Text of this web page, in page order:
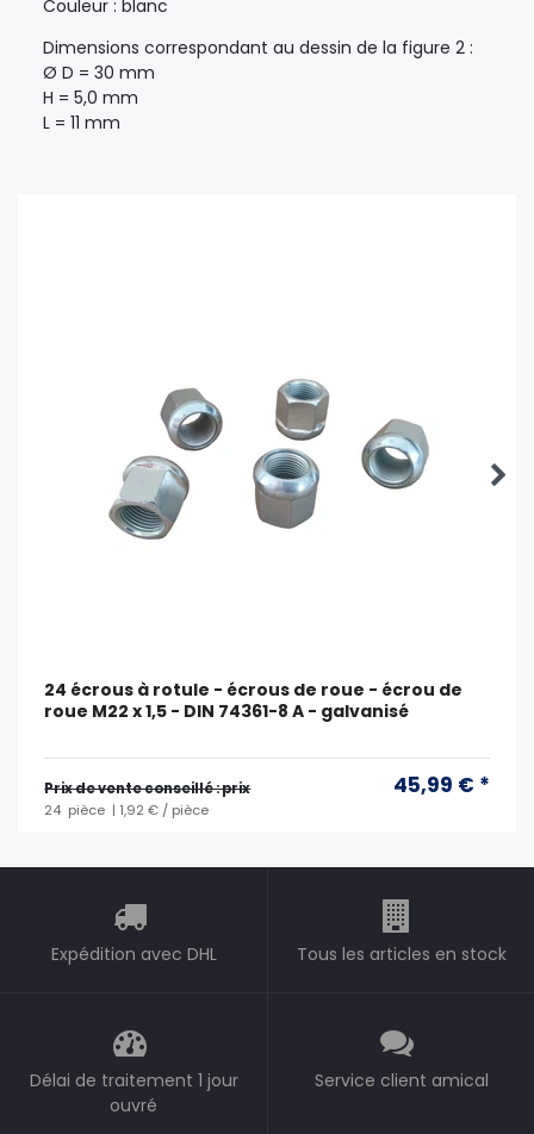
Couleur : blanc
Dimensions correspondant au dessin de la figure 2 :
Ø D = 30 mm
H = 5,0 mm
L = 11 mm
24 écrous à rotule - écrous de roue - écrou de
roue M22 x 1,5 - DIN 74361-8 A - galvanisé
Prix ​​de vente conseillé : prix 45,99 € *
24 pièce | 1,92 € / pièce
Expédition avec DHL Tous les articles en stock
Délai de traitement 1 jour
ouvré
Service client amical